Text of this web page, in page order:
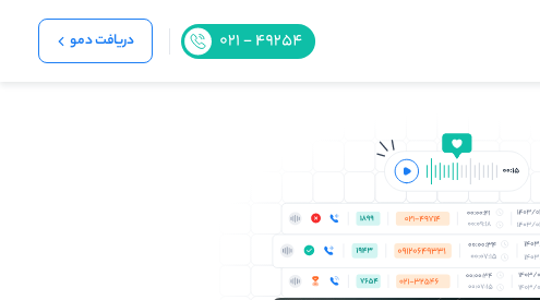
دریافت دمو